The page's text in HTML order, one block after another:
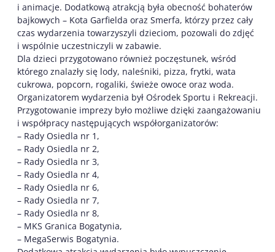
i animacje. Dodatkową atrakcją była obecność bohaterów
bajkowych – Kota Garfielda oraz Smerfa, którzy przez cały
czas wydarzenia towarzyszyli dzieciom, pozowali do zdjęć
i wspólnie uczestniczyli w zabawie.
Dla dzieci przygotowano również poczęstunek, wśród
którego znalazły się lody, naleśniki, pizza, frytki, wata
cukrowa, popcorn, rogaliki, świeże owoce oraz woda.
Organizatorem wydarzenia był Ośrodek Sportu i Rekreacji.
Przygotowanie imprezy było możliwe dzięki zaangażowaniu
i współpracy następujących współorganizatorów:
– Rady Osiedla nr 1,
– Rady Osiedla nr 2,
– Rady Osiedla nr 3,
– Rady Osiedla nr 4,
– Rady Osiedla nr 6,
– Rady Osiedla nr 7,
– Rady Osiedla nr 8,
– MKS Granica Bogatynia,
– MegaSerwis Bogatynia.